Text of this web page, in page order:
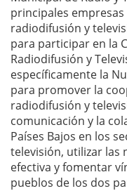
principales
radiodifusión y
para participar en la
Radiodifusión y
específicamente la
para promover la
radiodifusión y
comunicación y la
Países Bajos en los
televisión, utilizar las
efectiva y fomentar
pueblos de los dos